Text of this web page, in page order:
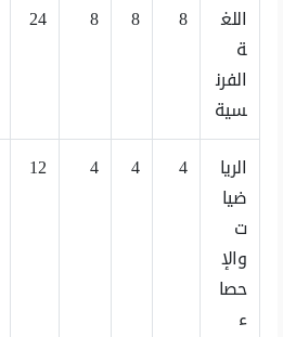
اللغ
ة
الفرن
سية
8
8
8
24
الريا
ضيا
ت
والإ
حصا
ء
4
4
4
12